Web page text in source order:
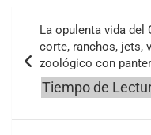
entradas
La opulenta vida del
corte, ranchos, jets,
zoológico con